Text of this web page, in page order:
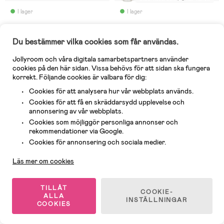
I lager
1 795 kr
Rek pris: 1 999 kr
I lagerbara det att det går att
ganska tung och lite bökig
anpassa för bebisar och
barn i olika storlekar.
+Vridbar för att enkelt
spänna loss barnet.
+Bekväm för barnet -Tung -
Något svår att lossa fästen
Bilbarnstol, Fresh Black Cab
7 495 kr
Rek pris: 7 499 kr
Fri frakt Fri frakt
Du bestämmer vilka cookies som får användas.
Jollyroom och våra digitala samarbetspartners använder
cookies på den här sidan. Vissa behövs för att sidan ska fungera
korrekt. Följande cookies är valbara för dig:
Cookies för att analysera hur vår webbplats används.
Cookies för att få en skräddarsydd upplevelse och
annonsering av vår webbplats.
Cookies som möjliggör personliga annonser och
rekommendationer via Google.
Cookies för annonsering och sociala medier.
Läs mer om cookies
TILLÅT
ALLA
COOKIES
COOKIE-
INSTÄLLNINGAR